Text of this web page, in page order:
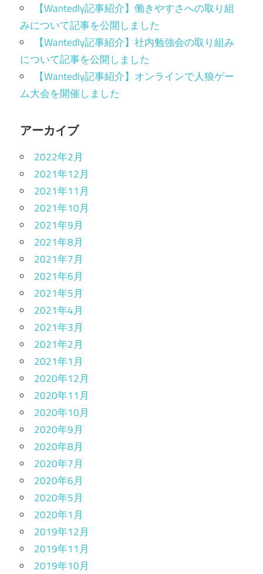
【Wantedly記事紹介】働きやすさへの取り組
みについて記事を公開しました
【Wantedly記事紹介】社内勉強会の取り組み
について記事を公開しました
【Wantedly記事紹介】オンラインで人狼ゲー
ム大会を開催しました
アーカイブ
2022年2月
2021年12月
2021年11月
2021年10月
2021年9月
2021年8月
2021年7月
2021年6月
2021年5月
2021年4月
2021年3月
2021年2月
2021年1月
2020年12月
2020年11月
2020年10月
2020年9月
2020年8月
2020年7月
2020年6月
2020年5月
2020年1月
2019年12月
2019年11月
2019年10月